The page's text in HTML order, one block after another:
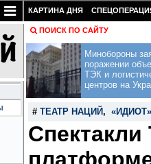
КАРТИНА ДНЯ
ПОИСК ПО САЙТУ
Минобороны
поражении
ТЭК и
центров на
# ТЕАТР НАЦИЙ , «ИДИОТ»